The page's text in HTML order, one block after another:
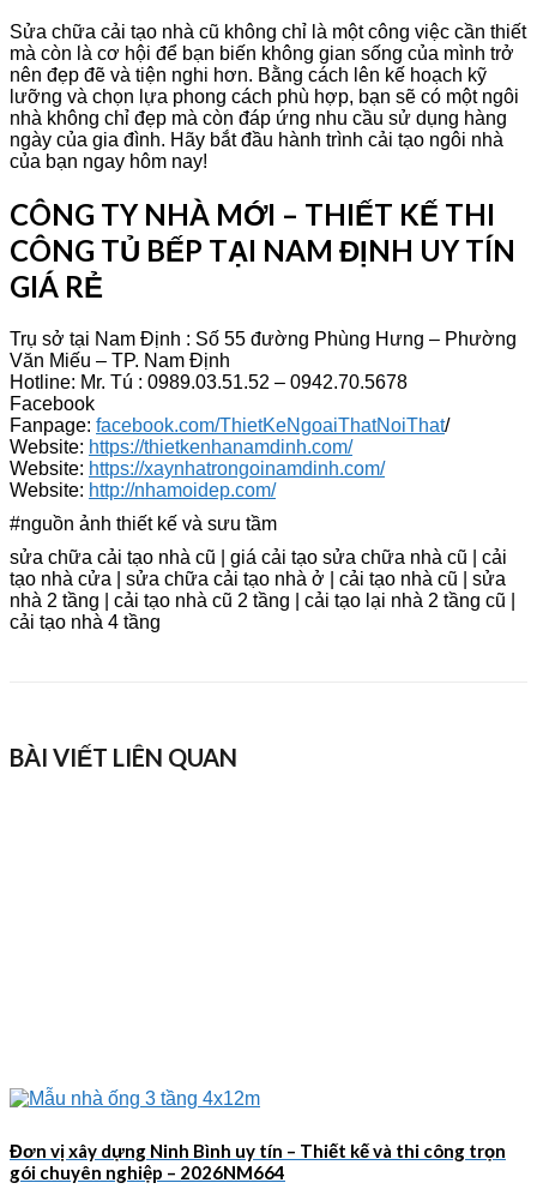
Sửa chữa cải tạo nhà cũ không chỉ là một công việc cần thiết
mà còn là cơ hội để bạn biến không gian sống của mình trở
nên đẹp đẽ và tiện nghi hơn. Bằng cách lên kế hoạch kỹ
lưỡng và chọn lựa phong cách phù hợp, bạn sẽ có một ngôi
nhà không chỉ đẹp mà còn đáp ứng nhu cầu sử dụng hàng
ngày của gia đình. Hãy bắt đầu hành trình cải tạo ngôi nhà
của bạn ngay hôm nay!
CÔNG TY NHÀ MỚI – THIẾT KẾ THI
CÔNG TỦ BẾP TẠI NAM ĐỊNH UY TÍN
GIÁ RẺ
Trụ sở tại Nam Định : Số 55 đường Phùng Hưng – Phường
Văn Miếu – TP. Nam Định
Hotline: Mr. Tú : 0989.03.51.52 – 0942.70.5678
Facebook
Fanpage: facebook.com/ThietKeNgoaiThatNoiThat/
Website: https://thietkenhanamdinh.com/
Website: https://xaynhatrongoinamdinh.com/
Website: http://nhamoidep.com/
#nguồn ảnh thiết kế và sưu tầm
sửa chữa cải tạo nhà cũ | giá cải tạo sửa chữa nhà cũ | cải
tạo nhà cửa | sửa chữa cải tạo nhà ở | cải tạo nhà cũ | sửa
nhà 2 tầng | cải tạo nhà cũ 2 tầng | cải tạo lại nhà 2 tầng cũ |
cải tạo nhà 4 tầng
BÀI VIẾT LIÊN QUAN
Đơn vị xây dựng Ninh Bình uy tín – Thiết kế và thi công trọn
gói chuyên nghiệp – 2026NM664